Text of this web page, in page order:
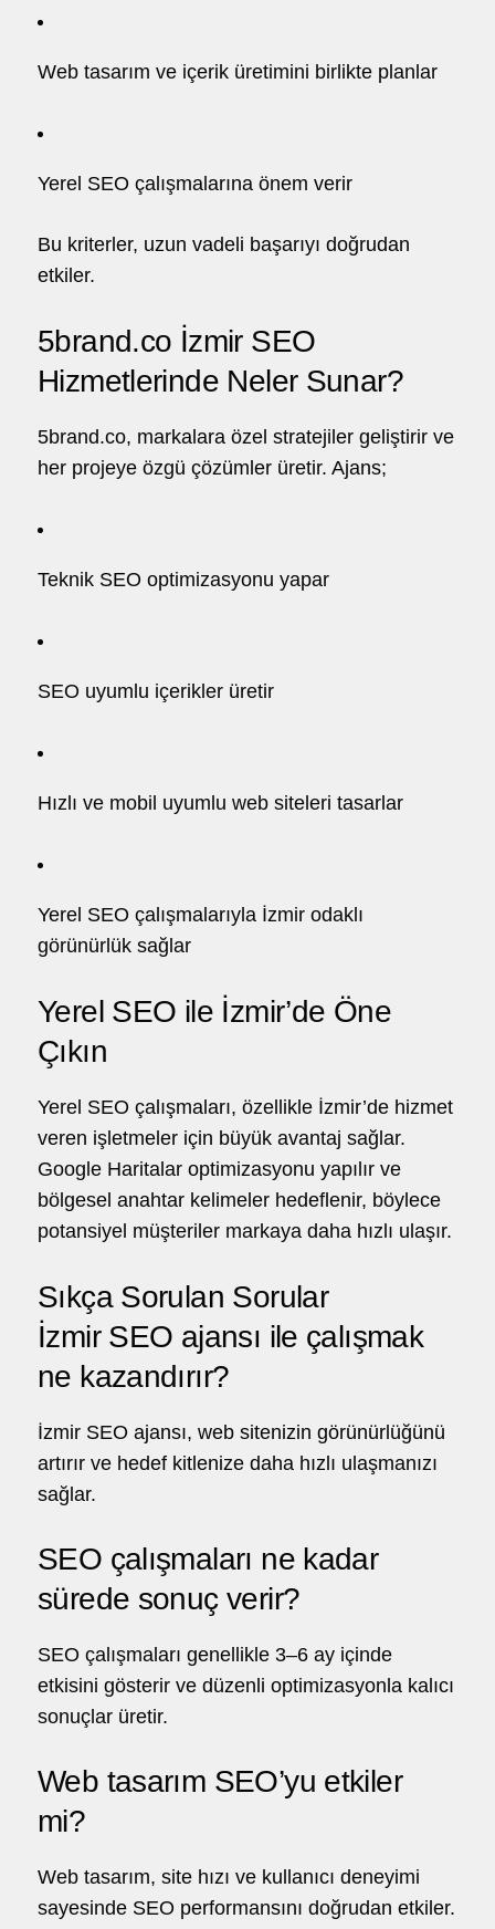
Web tasarım ve içerik üretimini birlikte planlar
Yerel SEO çalışmalarına önem verir
Bu kriterler, uzun vadeli başarıyı doğrudan
etkiler.
5brand.co İzmir SEO
Hizmetlerinde Neler Sunar?
5brand.co, markalara özel stratejiler geliştirir ve
her projeye özgü çözümler üretir. Ajans;
Teknik SEO optimizasyonu yapar
SEO uyumlu içerikler üretir
Hızlı ve mobil uyumlu web siteleri tasarlar
Yerel SEO çalışmalarıyla İzmir odaklı
görünürlük sağlar
Yerel SEO ile İzmir’de Öne
Çıkın
Yerel SEO çalışmaları, özellikle İzmir’de hizmet
veren işletmeler için büyük avantaj sağlar.
Google Haritalar optimizasyonu yapılır ve
bölgesel anahtar kelimeler hedeflenir, böylece
potansiyel müşteriler markaya daha hızlı ulaşır.
Sıkça Sorulan Sorular
İzmir SEO ajansı ile çalışmak
ne kazandırır?
İzmir SEO ajansı, web sitenizin görünürlüğünü
artırır ve hedef kitlenize daha hızlı ulaşmanızı
sağlar.
SEO çalışmaları ne kadar
sürede sonuç verir?
SEO çalışmaları genellikle 3–6 ay içinde
etkisini gösterir ve düzenli optimizasyonla kalıcı
sonuçlar üretir.
Web tasarım SEO’yu etkiler
mi?
Web tasarım, site hızı ve kullanıcı deneyimi
sayesinde SEO performansını doğrudan etkiler.